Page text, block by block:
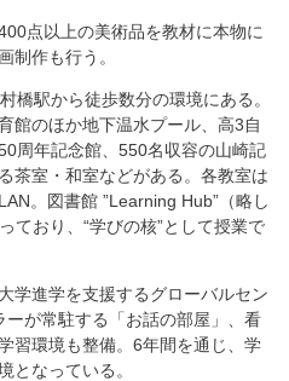
点以上の美術品を教材に本物に
制作も行う。
橋駅から徒歩数分の環境にある。
館のほか地下温水プール、高3自
周年記念館、550名収容の山崎記
茶室・和室などがある。各教室は
。図書館 ”Learning Hub”（略し
ており、“学びの核”として授業で
学進学を支援するグローバルセン
が常駐する「お話の部屋」、看
習環境も整備。6年間を通じ、学
となっている。